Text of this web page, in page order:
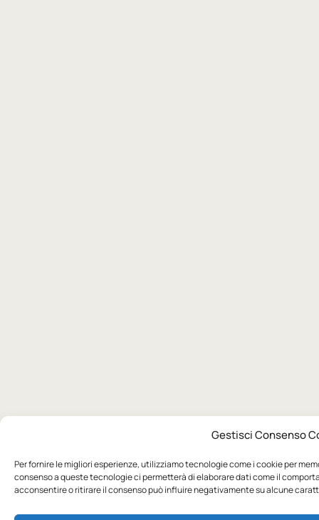
Gestisci Consenso
Per fornire le migliori esperienze, utilizziamo tecnologie come i cookie per
consenso a queste tecnologie ci permetterà di elaborare dati come il
acconsentire o ritirare il consenso può influire negativamente su alcune